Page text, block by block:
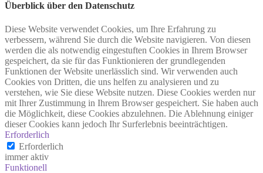
Überblick über den Datenschutz
Diese Website verwendet Cookies, um Ihre Erfahrung zu
verbessern, während Sie durch die Website navigieren. Von diesen
werden die als notwendig eingestuften Cookies in Ihrem Browser
gespeichert, da sie für das Funktionieren der grundlegenden
Funktionen der Website unerlässlich sind. Wir verwenden auch
Cookies von Dritten, die uns helfen zu analysieren und zu
verstehen, wie Sie diese Website nutzen. Diese Cookies werden nur
mit Ihrer Zustimmung in Ihrem Browser gespeichert. Sie haben auch
die Möglichkeit, diese Cookies abzulehnen. Die Ablehnung einiger
dieser Cookies kann jedoch Ihr Surferlebnis beeinträchtigen.
Erforderlich
Erforderlich
immer aktiv
Funktionell